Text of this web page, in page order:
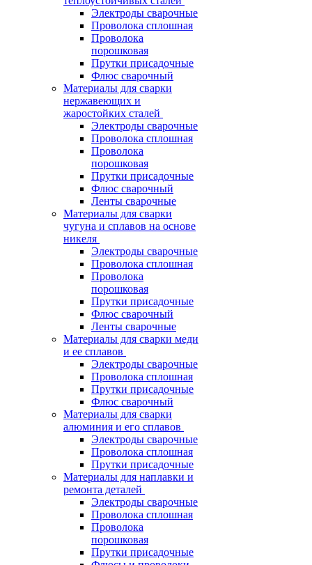
Электроды сварочные
Проволока сплошная
Проволока
порошковая
Прутки присадочные
Флюс сварочный
Материалы для сварки
нержавеющих и
жаростойких сталей
Электроды сварочные
Проволока сплошная
Проволока
порошковая
Прутки присадочные
Флюс сварочный
Ленты сварочные
Материалы для сварки
чугуна и сплавов на основе
никеля
Электроды сварочные
Проволока сплошная
Проволока
порошковая
Прутки присадочные
Флюс сварочный
Ленты сварочные
Материалы для сварки меди
и ее сплавов
Электроды сварочные
Проволока сплошная
Прутки присадочные
Флюс сварочный
Материалы для сварки
алюминия и его сплавов
Электроды сварочные
Проволока сплошная
Прутки присадочные
Материалы для наплавки и
ремонта деталей
Электроды сварочные
Проволока сплошная
Проволока
порошковая
Прутки присадочные